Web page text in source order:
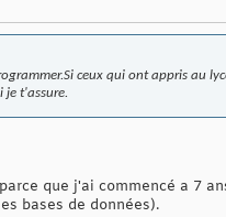
ceux qui ont appris au
je t'assure.
que j'ai commencé a 7
bases de données).